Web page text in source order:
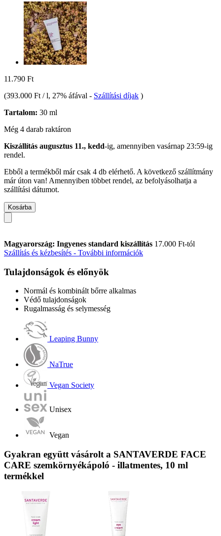
11.790 Ft
(393.000 Ft / l, 27% áfával - Szállítási díjak )
Tartalom: 30 ml
Még 4 darab raktáron
Kiszállítás augusztus 11., kedd-ig, amennyiben vasárnap 23:59-ig
rendel.
Ebből a termékből már csak 4 db elérhető. A következő szállítmány
már úton van! Amennyiben többet rendel, az befolyásolhatja a
szállítási dátumot.
Kosárba
Magyarország: Ingyenes standard kiszállítás 17.000 Ft-tól
Szállítás és kézbesítés - További információk
Tulajdonságok és előnyök
Normál és kombinált bőrre alkalmas
Védő tulajdonságok
Rugalmasság és selymesség
Leaping Bunny
NaTrue
Vegan Society
Unisex
Vegan
Gyakran együtt vásárolt a SANTAVERDE FACE
CARE szemkörnyékápoló - illatmentes, 10 ml
termékkel